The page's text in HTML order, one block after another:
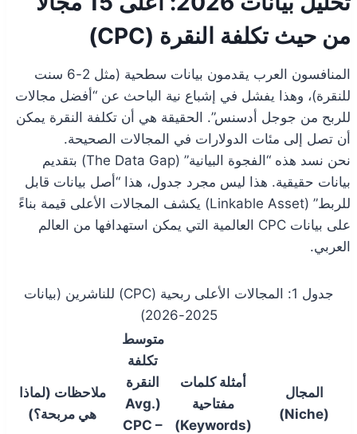
من حيث تكلفة النقرة (CPC)
المنافسون العرب يقدمون بيانات سطحية (مثل 2-6 سنت
للنقرة)، وهذا يفشل في إشباع نية الباحث عن “أفضل مجالات
للربح من جوجل أدسنس”. الحقيقة هي أن تكلفة النقرة يمكن
أن تصل إلى مئات الدولارات في المجالات الصحيحة.
نحن نسد هذه “الفجوة البيانية” (The Data Gap) بتقديم
بيانات حقيقية. هذا ليس مجرد جدول، هذا “أصل بيانات قابل
للربط” (Linkable Asset) يكشف المجالات الأعلى قيمة بناءً
على بيانات CPC العالمية التي يمكن استهدافها من العالم
العربي.
جدول 1: المجالات الأعلى ربحية (CPC) للناشرين (بيانات
2025-2026)
المجال
(Niche)
أمثلة كلمات
مفتاحية
(Keywords)
متوسط
تكلفة
النقرة
(Avg.
CPC –
ملاحظات (لماذا
هي مربحة؟)